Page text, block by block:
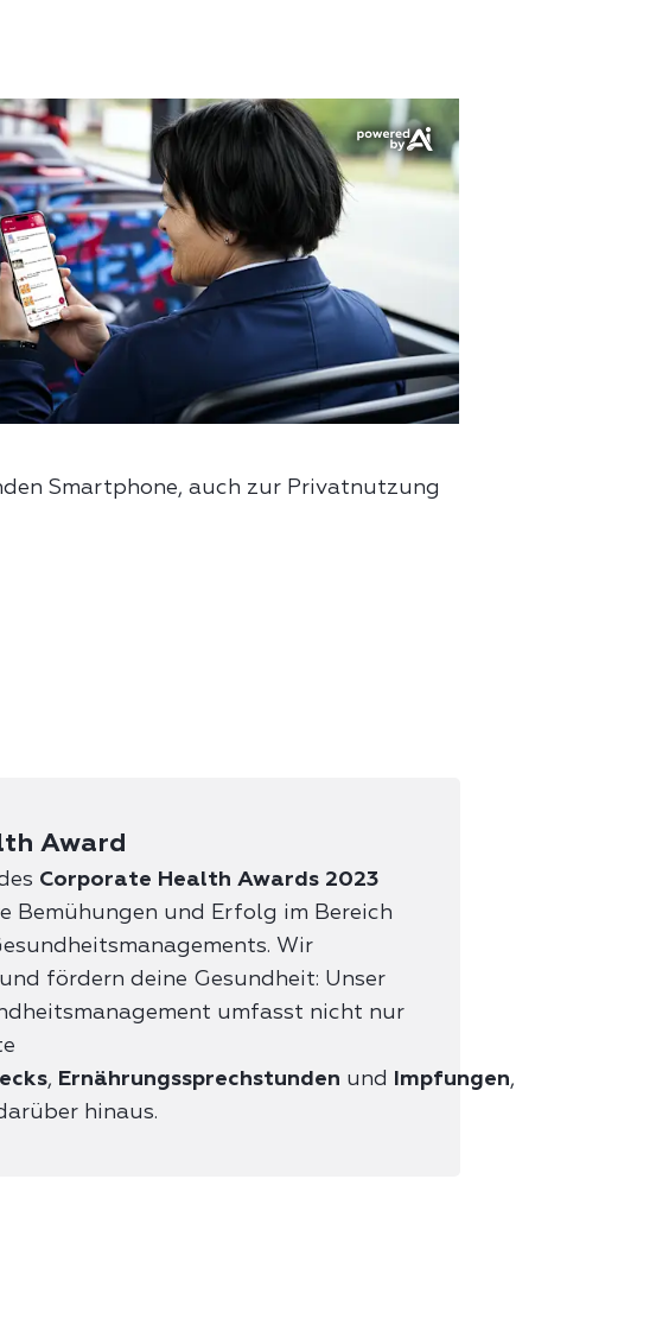
Smartphone, auch zur Privatnutzung
Award
Corporate Health Awards 2023
Bemühungen und Erfolg im Bereich
Wir
fördern deine Gesundheit: Unser
umfasst nicht nur
, Ernährungssprechstunden und Impfungen,
hinaus.